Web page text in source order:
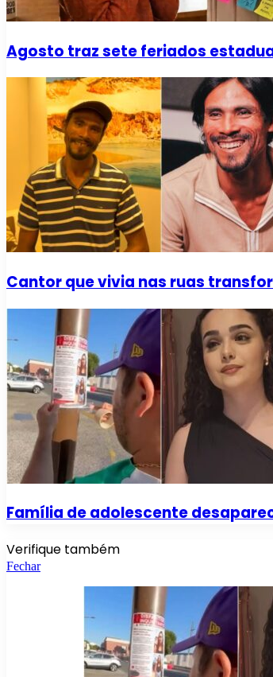
Agosto traz sete feriados
Cantor que vivia nas ruas
Família de adolescente
Verifique também
Fechar